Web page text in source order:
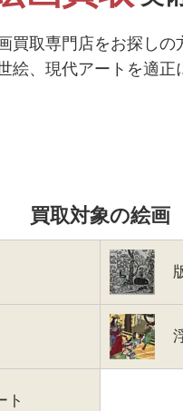
買取専門店をお探し
絵、現代アートを適
買取対象の絵画
ト